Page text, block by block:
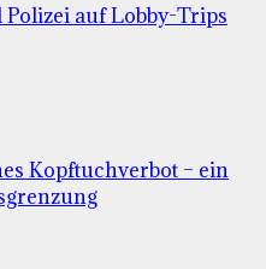
auf Lobby-Trips
Kopftuchverbot – ein